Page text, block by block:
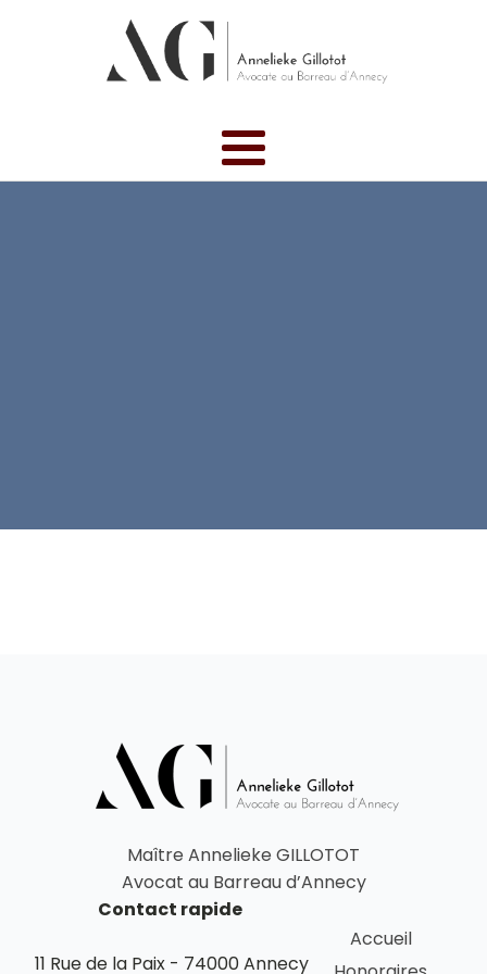
Maître Annelieke GILLOTOT
Avocat au Barreau d’Annecy
Contact rapide
11 Rue de la Paix - 74000 Annecy
Accueil